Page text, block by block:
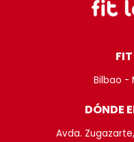
Bilbao -
DÓNDE
Avda.